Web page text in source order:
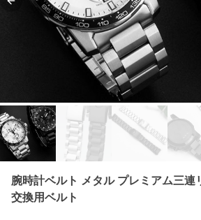
Previous slide
腕時計ベルト メタル プレミアム三連
交換用ベルト